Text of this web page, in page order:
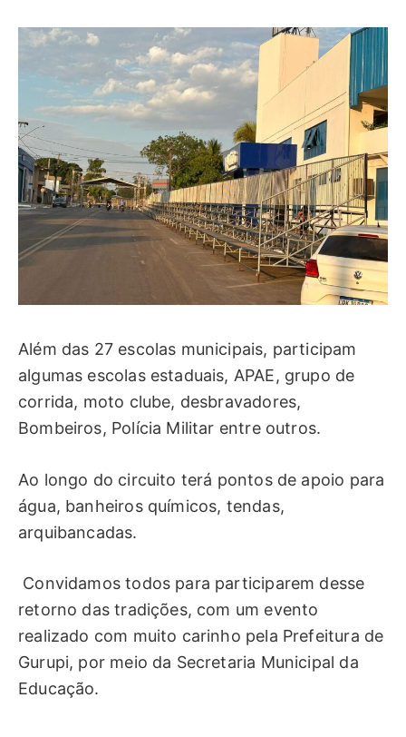
Além das 27 escolas municipais, participam
algumas escolas estaduais, APAE, grupo de
corrida, moto clube, desbravadores,
Bombeiros, Polícia Militar entre outros.
Ao longo do circuito terá pontos de apoio para
água, banheiros químicos, tendas,
arquibancadas.
Convidamos todos para participarem desse
retorno das tradições, com um evento
realizado com muito carinho pela Prefeitura de
Gurupi, por meio da Secretaria Municipal da
Educação.